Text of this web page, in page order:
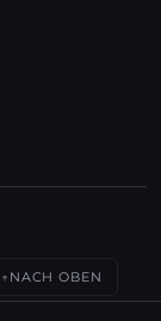
↑ NACH OBEN